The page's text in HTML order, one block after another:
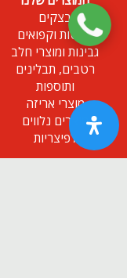
בצקים
פסטות וקפואים
גבינות ומוצרי חלב
רטבים, תבלינים
ותוספות
מוצרי אריזה
מוצרים נלווים
לפיצריות